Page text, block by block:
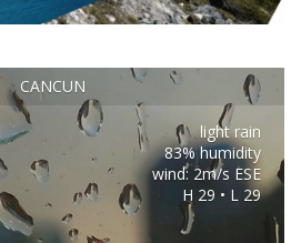
CANCUN
light rain
83% humidity
wind: 2m/s ESE
H 29 • L 29